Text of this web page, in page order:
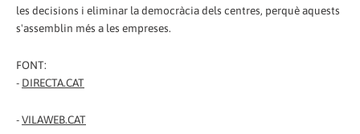
les decisions i eliminar la democràcia dels centres, perquè aquests
s'assemblin més a les empreses.
FONT:
- DIRECTA.CAT
-VILAWEB.CAT